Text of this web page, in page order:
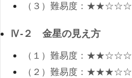
（３）難易度：★★☆☆☆
Ⅳ-２ 金星の見え方
（１）難易度：★★☆☆☆
（２）難易度：★★★☆☆